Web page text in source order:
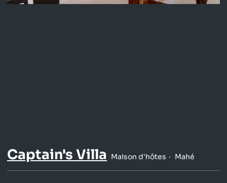
Captain's Villa Maison d'hôtes Mahé